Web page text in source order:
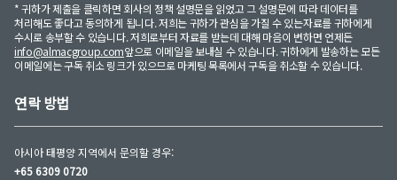
* 귀하가 제출을 클릭하면 회사의 정책 설명문을 읽었고 그 설명문에 따라 데이터를
처리해도 좋다고 동의하게 됩니다. 저희는 귀하가 관심을 가질 수 있는자료를 귀하에게
수시로 송부할 수 있습니다. 저희로부터 자료를 받는데 대해 마음이 변하면 언제든
info@almacgroup.com앞으로 이메일을 보내실 수 있습니다. 귀하에게 발송하는 모든
이메일에는 구독 취소 링크가 있으므로 마케팅 목록에서 구독을 취소할 수 있습니다.
연락 방법
아시아 태평양 지역에서 문의할 경우:
+65 6309 0720